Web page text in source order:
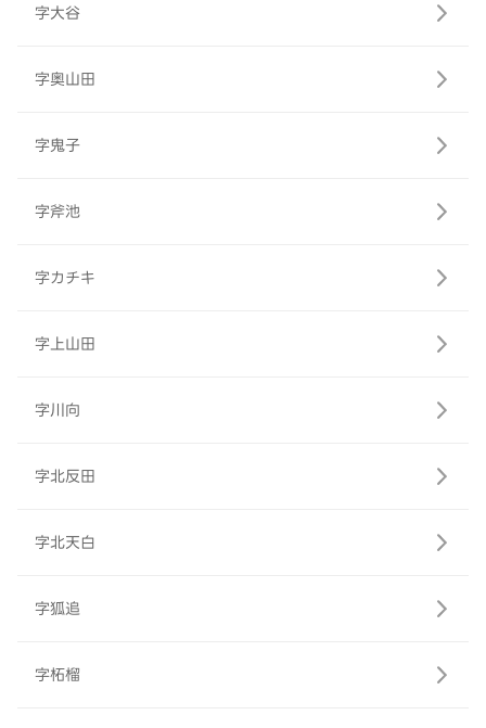
字大谷
字奥山田
字鬼子
字斧池
字カチキ
字上山田
字川向
字北反田
字北天白
字狐追
字柘榴